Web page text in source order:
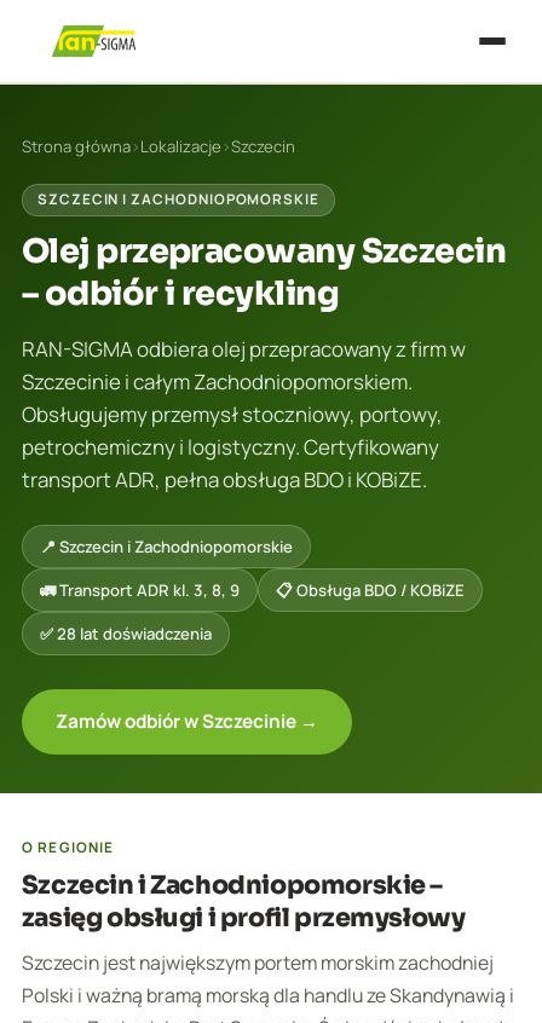
Strona główna›Lokalizacje ›Szczecin
SZCZECIN I ZACHODNIOPOMORSKIE
Olej przepracowany Szczecin
– odbiór i recykling
RAN-SIGMA odbiera olej przepracowany z firm w
Szczecinie i całym Zachodniopomorskiem.
Obsługujemy przemysł stoczniowy, portowy,
petrochemiczny i logistyczny. Certyfikowany
transport ADR, pełna obsługa BDO i KOBiZE.
📍 Szczecin i Zachodniopomorskie
🚛 Transport ADR kl. 3, 8, 9
📋 Obsługa BDO / KOBiZE
✅ 28 lat doświadczenia
Zamów odbiór w Szczecinie →
O REGIONIE
Szczecin i Zachodniopomorskie –
zasięg obsługi i profil przemysłowy
Szczecin jest największym portem morskim zachodniej
Polski i ważną bramą morską dla handlu ze Skandynawią i